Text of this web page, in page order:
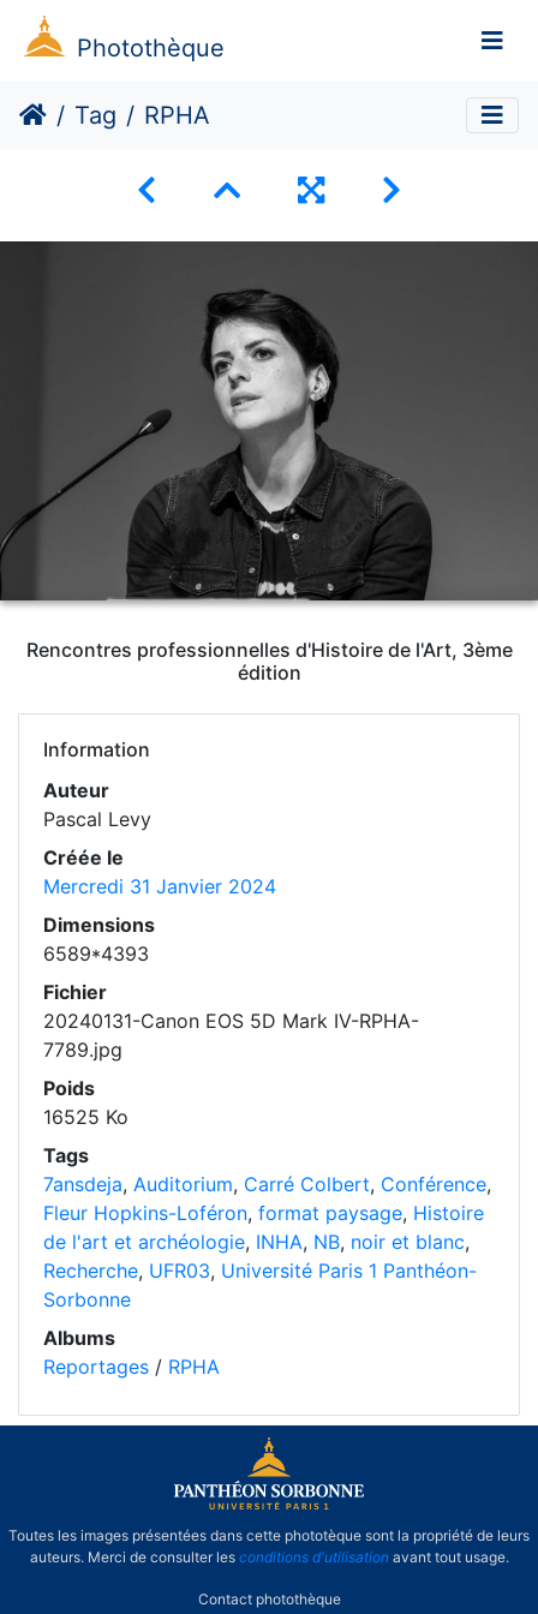
Photothèque
Tag RPHA
Rencontres professionnelles d'Histoire de l'Art, 3ème
édition
Information
Auteur
Pascal Levy
Créée le
Mercredi 31 Janvier 2024
Dimensions
6589*4393
Fichier
20240131-Canon EOS 5D Mark IV-RPHA-
7789.jpg
Poids
16525 Ko
Tags
7ansdeja, Auditorium, Carré Colbert, Conférence,
Fleur Hopkins-Loféron, format paysage, Histoire
de l'art et archéologie, INHA, NB, noir et blanc,
Recherche, UFR03, Université Paris 1 Panthéon-
Sorbonne
Albums
Reportages / RPHA
Toutes les images présentées dans cette phototèque sont la propriété de leurs
auteurs. Merci de consulter les conditions d'utilisationavant tout usage.
Contact photothèque